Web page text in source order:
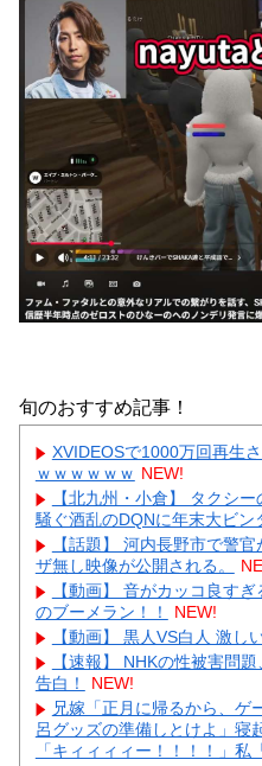
旬のおすすめ記事！
XVIDEOSで1000万回再生
ｗｗｗｗｗｗ NEW!
【北九州・小倉】 タクシ
騒ぐ酒乱のDQNに年末大ビン
【話題】 河内長野市で警
ザ無し映像が公開される。
【動画】 音がカッコ良す
のブーメラン！！
NEW!
【動画】 黒人VS白人 激し
【速報】 NHKの性被害問
告白！
NEW!
兄嫁「正月に帰るから、ゲ
呂グッズの準備しとけよ」寝
「キィィィィー！！！！」私